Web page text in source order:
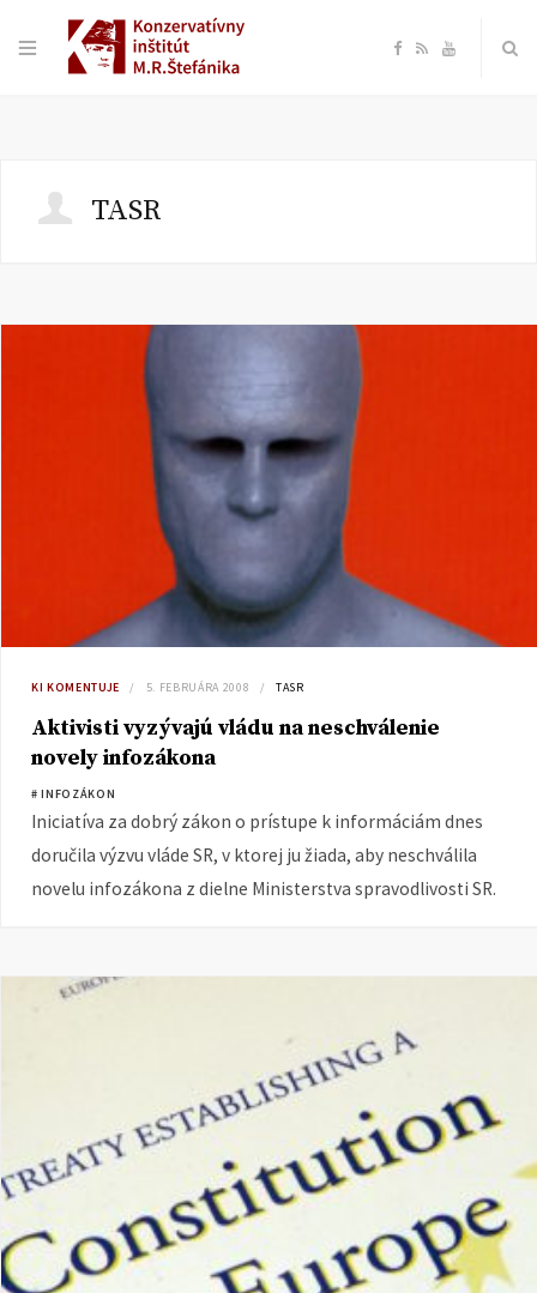
F R Y
TASR
KI KOMENTUJE 5. FEBRUÁRA 2008 TASR
Aktivisti vyzývajú vládu na neschválenie
novely infozákona
# INFOZÁKON
Iniciatíva za dobrý zákon o prístupe k informáciám dnes
doručila výzvu vláde SR, v ktorej ju žiada, aby neschválila
novelu infozákona z dielne Ministerstva spravodlivosti SR.